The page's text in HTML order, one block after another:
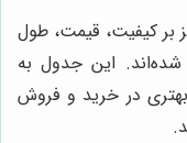
بر کیفیت، قیمت، طول
این جدول به
در خرید و فروش